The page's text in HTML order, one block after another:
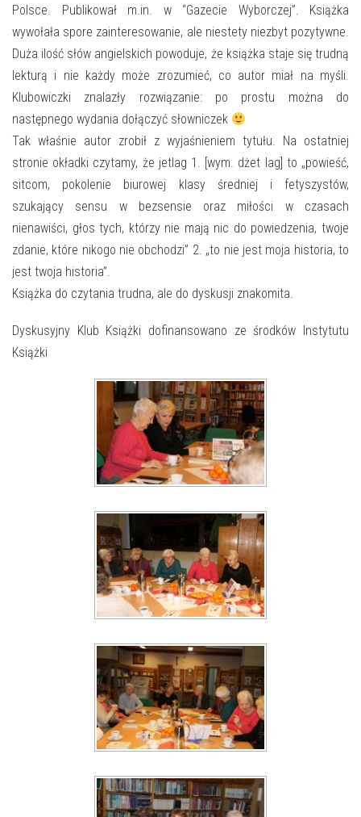
WYDARZENIA KULTURALNE
FOTO
E-INFORMATOR
O NAS
Polsce. Publikował m.in. w “Gazecie Wyborczej”. Książka
wywołała spore zainteresowanie, ale niestety niezbyt pozytywne.
Duża ilość słów angielskich powoduje, że książka staje się trudną
lekturą i nie każdy może zrozumieć, co autor miał na myśli.
Klubowiczki znalazły rozwiązanie: po prostu można do
następnego wydania dołączyć słowniczek
Tak właśnie autor zrobił z wyjaśnieniem tytułu. Na ostatniej
stronie okładki czytamy, że jetlag 1. [wym. dżet lag] to „powieść,
sitcom, pokolenie biurowej klasy średniej i fetyszystów,
szukający sensu w bezsensie oraz miłości w czasach
nienawiści, głos tych, którzy nie mają nic do powiedzenia, twoje
zdanie, które nikogo nie obchodzi” 2. „to nie jest moja historia, to
jest twoja historia”.
Książka do czytania trudna, ale do dyskusji znakomita.
Dyskusyjny Klub Książki dofinansowano ze środków Instytutu
Książki